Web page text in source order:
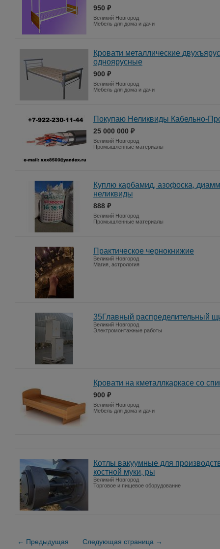
950 ₽
Великий Новгород
Мебель для дома и дачи
Кровати металлические
одноярусные
900 ₽
Великий Новгород
Мебель для дома и дачи
Покупаю Неликвиды Кабельно-
25 000 000 ₽
Великий Новгород
Промышленные материалы
Куплю карбамид, азофоска,
неликвиды
888 ₽
Великий Новгород
Промышленные материалы
Практическое чернокнижие
Великий Новгород
Магия, астрология
35Главный распределительный
Великий Новгород
Электромонтажные работы
Кровати на кметаллкаркасе со
900 ₽
Великий Новгород
Мебель для дома и дачи
Котлы вакуумные для
костной муки, ры
Великий Новгород
Торговое и пищевое оборудование
← Предыдущая Следующая страница →